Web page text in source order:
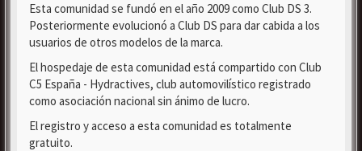
Esta comunidad se fundó en el año 2009 como Club DS 3.
Posteriormente evolucionó a Club DS para dar cabida a los
usuarios de otros modelos de la marca.
El hospedaje de esta comunidad está compartido con Club
C5 España - Hydractives, club automovilístico registrado
como asociación nacional sin ánimo de lucro.
El registro y acceso a esta comunidad es totalmente
gratuito.